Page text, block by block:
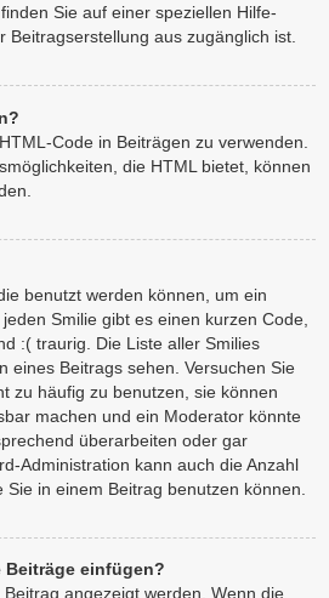
Sie auf einer speziellen Hilfe-
Beitragserstellung aus zugänglich ist.
Code in Beiträgen zu verwenden.
die HTML bietet, können
benutzt werden können, um ein
Smilie gibt es einen kurzen Code,
:( traurig. Die Liste aller Smilies
eines Beitrags sehen. Versuchen Sie
zu häufig zu benutzen, sie können
machen und ein Moderator könnte
überarbeiten oder gar
Administration kann auch die Anzahl
in einem Beitrag benutzen können.
Beiträge einfügen?
angezeigt werden. Wenn die